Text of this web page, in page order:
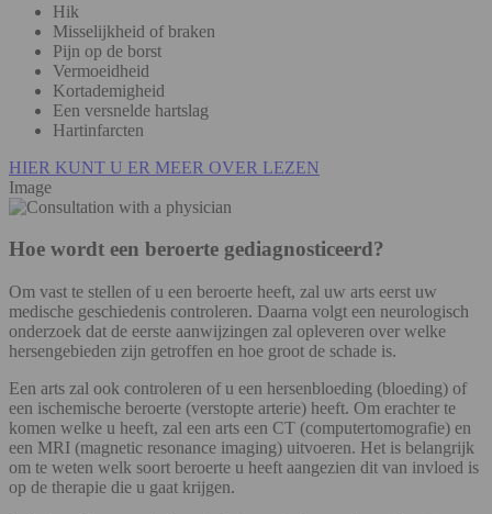
Hik
Misselijkheid of braken
Pijn op de borst
Vermoeidheid
Kortademigheid
Een versnelde hartslag
Hartinfarcten
HIER KUNT U ER MEER OVER LEZEN
Image
Hoe wordt een beroerte gediagnosticeerd?
Om vast te stellen of u een beroerte heeft, zal uw arts eerst uw
medische geschiedenis controleren. Daarna volgt een neurologisch
onderzoek dat de eerste aanwijzingen zal opleveren over welke
hersengebieden zijn getroffen en hoe groot de schade is.
Een arts zal ook controleren of u een hersenbloeding (bloeding) of
een ischemische beroerte (verstopte arterie) heeft. Om erachter te
komen welke u heeft, zal een arts een CT (computertomografie) en
een MRI (magnetic resonance imaging) uitvoeren. Het is belangrijk
om te weten welk soort beroerte u heeft aangezien dit van invloed is
op de therapie die u gaat krijgen.